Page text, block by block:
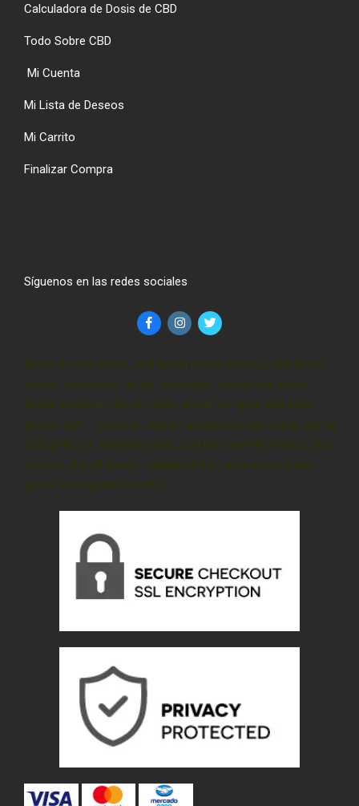
Calculadora de Dosis de CBD
Todo Sobre CBD
Mi Cuenta
Mi Lista de Deseos
Mi Carrito
Finalizar Compra
Síguenos en las redes sociales
gotas de cbd precio, cbd gotas precio méxico, cbd gotas
precio, cbd precio, gotas cbd precio, aceite cbd precio,
donde comprar cbd en cdmx, donde comprar cbd para
dormir, cbd – comprar, cbd gotas méxico, cbd cdmx, pluma
cbd, gotas de cannabi precio, cbd para dormir méxico, cbd
mexico, cbd oil precio, cannabidiol gotas precio méxico,
gotas sublinguales de cbd